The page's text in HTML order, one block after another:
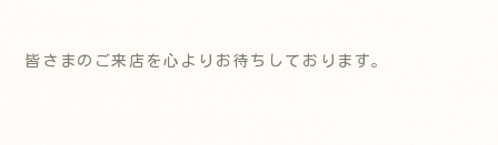
皆さまのご来店を心よりお待ちしております。